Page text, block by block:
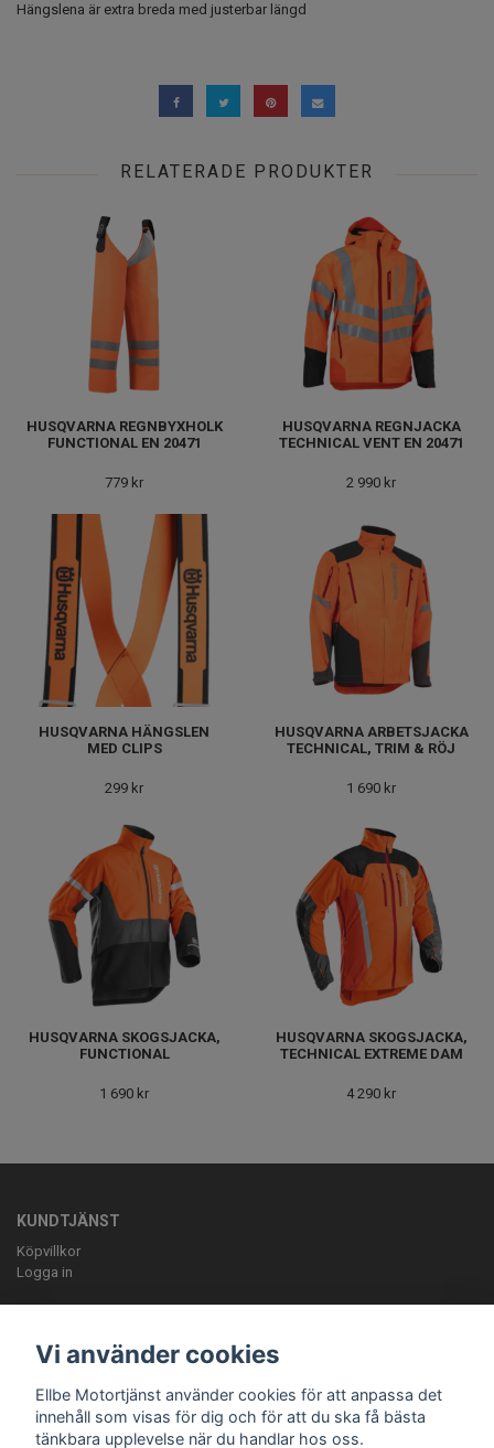
Hängslena är extra breda med justerbar längd
RELATERADE PRODUKTER
HUSQVARNA REGNBYXHOLK
FUNCTIONAL EN 20471
779 kr
HUSQVARNA REGNJACKA
TECHNICAL VENT EN 20471
2 990 kr
HUSQVARNA HÄNGSLEN
MED CLIPS
299 kr
HUSQVARNA ARBETSJACKA
TECHNICAL, TRIM & RÖJ
1 690 kr
HUSQVARNA SKOGSJACKA,
FUNCTIONAL
1 690 kr
HUSQVARNA SKOGSJACKA,
TECHNICAL EXTREME DAM
4 290 kr
KUNDTJÄNST
Köpvillkor
Logga in
info@ellbemotortjanst.seÖppettider: Måndag -Torsdag 8-18 Fredag 8-
Vi använder cookies
Ellbe Motortjänst använder cookies för att anpassa det
innehåll som visas för dig och för att du ska få bästa
tänkbara upplevelse när du handlar hos oss.